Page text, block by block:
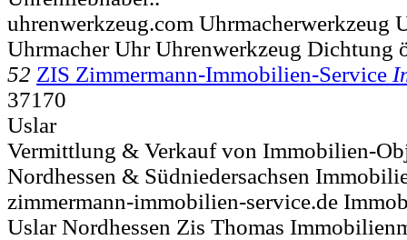
uhrenwerkzeug.com Uhrmacherwerkzeug
Uhrmacher Uhr Uhrenwerkzeug Dichtung
52 ZIS Zimmermann-Immobilien-Service
37170
Uslar
Vermittlung & Verkauf von Immobilien-
Nordhessen & Südniedersachsen
zimmermann-immobilien-service.de
Uslar Nordhessen Zis Thomas